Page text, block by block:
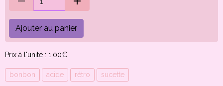
Ajouter au panier
Prix à l'unité : 1,00€
bonbon acide rétro sucette